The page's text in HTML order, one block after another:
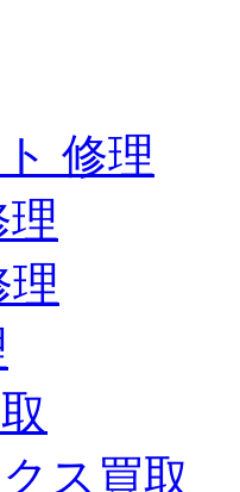
修理
ス買取